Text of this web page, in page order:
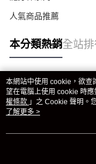
人氣商品推薦
本分類熱銷全站排
熱門標籤
本網站中使用 cookie，欲查
望在電腦上使用 cookie 時
權條款 」之 Cookie 聲明。
用條款之 Cookie 聲明使用
了解更多 >